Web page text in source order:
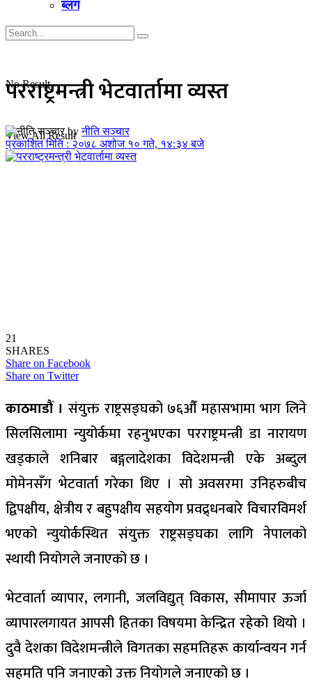
ब्लग
No Result
View All Result
परराष्ट्रमन्त्री भेटवार्तामा व्यस्त
by नीति सञ्चार
प्रकाशित मिति : २०७८ अशोज १० गते, १४:३४ बजे
21
SHARES
Share on Facebook
Share on Twitter
काठमाडौं । संयुक्त राष्ट्रसङ्घको ७६औँ महासभामा भाग लिने
सिलसिलामा न्युयोर्कमा रहनुभएका परराष्ट्रमन्त्री डा नारायण
खड्काले शनिबार बङ्गलादेशका विदेशमन्त्री एके अब्दुल
मोमेनसँग भेटवार्ता गरेका थिए । सो अवसरमा उनिहरुबीच
द्विपक्षीय, क्षेत्रीय र बहुपक्षीय सहयोग प्रवद्र्धनबारे विचारविमर्श
भएको न्युयोर्कस्थित संयुक्त राष्ट्रसङ्घका लागि नेपालको
स्थायी नियोगले जनाएको छ ।
भेटवार्ता व्यापार, लगानी, जलविद्युत् विकास, सीमापार ऊर्जा
व्यापारलगायत आपसी हितका विषयमा केन्द्रित रहेको थियो ।
दुवै देशका विदेशमन्त्रीले विगतका सहमतिहरू कार्यान्वयन गर्न
सहमति पनि जनाएको उक्त नियोगले जनाएको छ ।